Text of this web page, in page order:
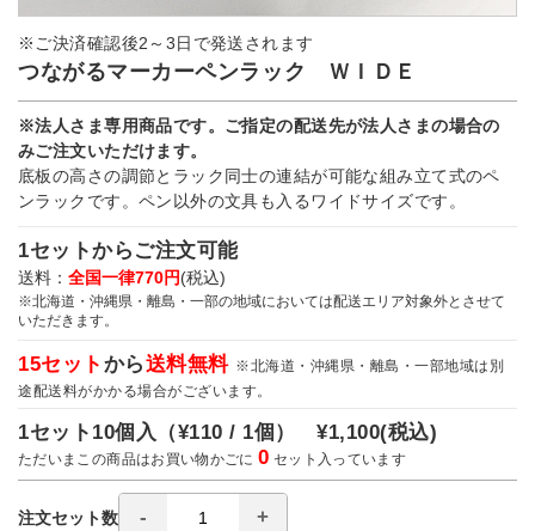
※ご決済確認後2～3日で発送されます
つながるマーカーペンラック ＷＩＤＥ
※法人さま専用商品です。ご指定の配送先が法人さまの場合の
みご注文いただけます。
底板の高さの調節とラック同士の連結が可能な組み立て式のペ
ンラックです。ペン以外の文具も入るワイドサイズです。
1セットからご注文可能
送料： 全国一律770円(税込)
※北海道・沖縄県・離島・一部の地域においては配送エリア対象外とさせて
いただきます。
15セット から送料無料 ※北海道・沖縄県・離島・一部地域は別
途配送料がかかる場合がございます。
1セット10個入（¥110 / 1個）¥1,100(税込)
ただいまこの商品はお買い物かごに0 セット入っています
注文セット数